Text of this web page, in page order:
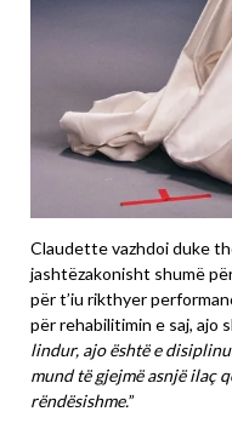
Claudette vazhdoi duke
jashtëzakonisht shumë
për t’iu rikthyer
për rehabilitimin e saj, ajo
lindur, ajo është e
mund të gjejmë asnjë ilaç
rëndësishme.”